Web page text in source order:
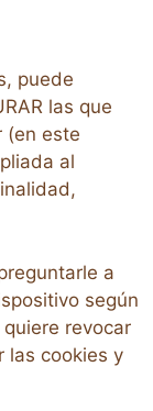
puede
las que
(en este
al
a
según
revocar
las cookies y